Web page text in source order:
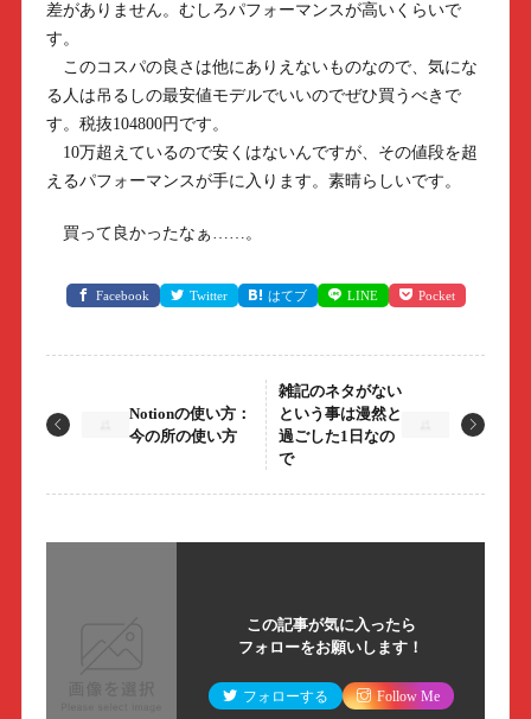
差がありません。むしろパフォーマンスが高いくらいで
す。
このコスパの良さは他にありえないものなので、気にな
る人は吊るしの最安値モデルでいいのでぜひ買うべきで
す。税抜104800円です。
10万超えているので安くはないんですが、その値段を超
えるパフォーマンスが手に入ります。素晴らしいです。
買って良かったなぁ……。
Facebook Twitter はてブ LINE Pocket
Notionの使い方：
今の所の使い方
雑記のネタがない
という事は漫然と
過ごした1日なの
で
この記事が気に入ったら
フォローをお願いします！
フォローする Follow Me